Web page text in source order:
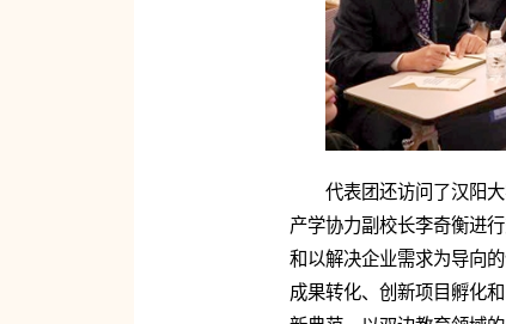
代表团还访问了汉阳
产学协力副校长李奇衡进
和以解决企业需求为导向
成果转化、创新项目孵化